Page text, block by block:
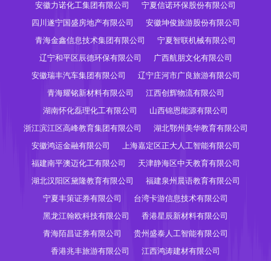
安徽力诺化工集团有限公司
宁夏信诺环保股份有限公司
四川遂宁国盛房地产有限公司
安徽坤俊旅游股份有限公司
青海金鑫信息技术集团有限公司
宁夏智联机械有限公司
辽宁和平区辰德环保有限公司
广西航朋文化有限公司
安徽瑞丰汽车集团有限公司
辽宁庄河市广良旅游有限公司
青海耀铭新材料有限公司
江西创辉物流有限公司
湖南怀化磊理化工有限公司
山西锦恩能源有限公司
浙江滨江区高峰教育集团有限公司
湖北鄂州美华教育有限公司
安徽鸿运金融有限公司
上海嘉定区正大人工智能有限公司
福建南平澳迈化工有限公司
天津静海区中天教育有限公司
湖北汉阳区黛隆教育有限公司
福建泉州晨语教育有限公司
宁夏丰策证券有限公司
台湾卡游信息技术有限公司
黑龙江翰欧科技有限公司
香港星辰新材料有限公司
青海陌昌证券有限公司
贵州盛泰人工智能有限公司
香港兆丰旅游有限公司
江西鸿涛建材有限公司